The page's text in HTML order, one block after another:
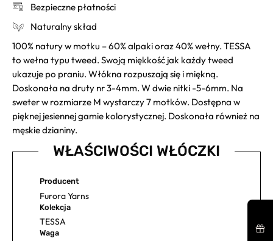
Bezpieczne płatności
Naturalny skład
100% natury w motku – 60% alpaki oraz 40% wełny. TESSA
to wełna typu tweed. Swoją miękkość jak każdy tweed
ukazuje po praniu. Włókna rozpuszają się i miękną.
Doskonała na druty nr 3-4mm. W dwie nitki -5-6mm. Na
sweter w rozmiarze M wystarczy 7 motków. Dostępna w
pięknej jesiennej gamie kolorystycznej. Doskonała również na
męskie dzianiny.
WŁAŚCIWOŚCI WŁÓCZKI
Producent
Furora Yarns
Kolekcja
TESSA
Waga